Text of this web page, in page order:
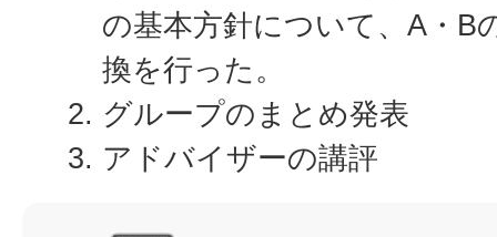
の基本方針について、A・B
換を行った。
グループのまとめ発表
アドバイザーの講評